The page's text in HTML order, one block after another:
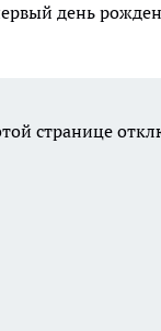
день
странице